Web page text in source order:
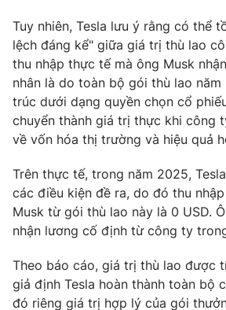
® Cấm sao chép dưới mọi hình thức nếu
thông tin từ website này.
Tuy nhiên, Tesla lưu ý rằng có thể
lệch đáng kể" giữa giá trị thù lao
thu nhập thực tế mà ông Musk
nhân là do toàn bộ gói thù lao
trúc dưới dạng quyền chọn cổ
chuyển thành giá trị thực khi công
về vốn hóa thị trường và hiệu quả
Trên thực tế, trong năm 2025,
các điều kiện đề ra, do đó thu
Musk từ gói thù lao này là 0 USD.
nhận lương cố định từ công ty
Theo báo cáo, giá trị thù lao được
giả định Tesla hoàn thành toàn bộ
đó riêng giá trị hợp lý của gói